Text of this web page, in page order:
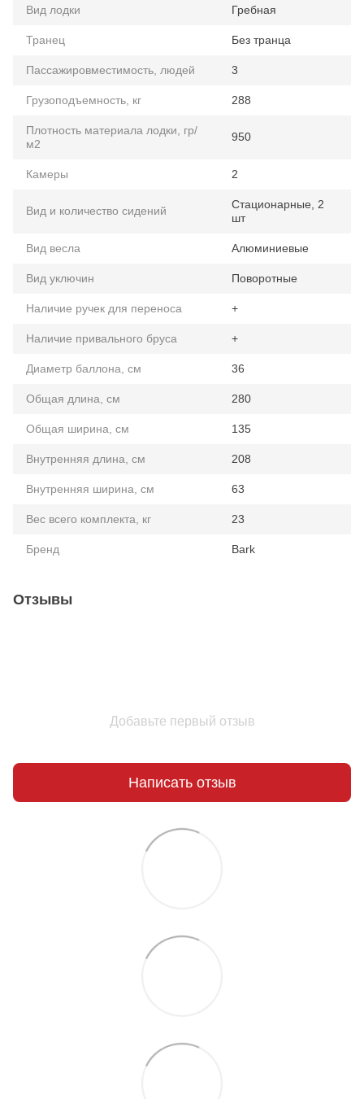
Вид лодки Гребная
Транец Без транца
Пассажировместимость, людей 3
Грузоподъемность, кг 288
Плотность материала лодки, гр/
м2
950
Камеры 2
Вид и количество сидений
Стационарные, 2
шт
Вид весла Алюминиевые
Вид уключин Поворотные
Наличие ручек для переноса +
Наличие привального бруса +
Диаметр баллона, см 36
Общая длина, см 280
Общая ширина, см 135
Внутренняя длина, см 208
Внутренняя ширина, см 63
Вес всего комплекта, кг 23
Бренд Bark
Отзывы
Добавьте первый отзыв
Написать отзыв